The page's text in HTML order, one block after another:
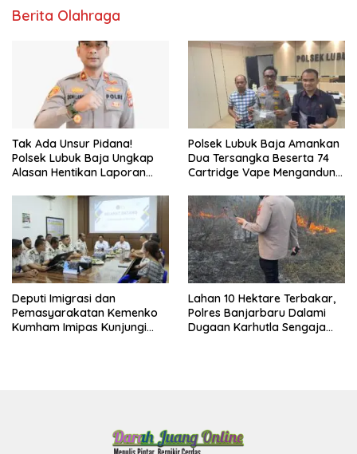
Berita Olahraga
Tak Ada Unsur Pidana!
Polsek Lubuk Baja Ungkap
Alasan Hentikan Laporan
Polsek Lubuk Baja Amankan
Dua Tersangka Beserta 74
Cartridge Vape Mengandung
Deputi Imigrasi dan
Pemasyarakatan Kemenko
Kumham Imipas Kunjungi
Lahan 10 Hektare Terbakar,
Polres Banjarbaru Dalami
Dugaan Karhutla Sengaja